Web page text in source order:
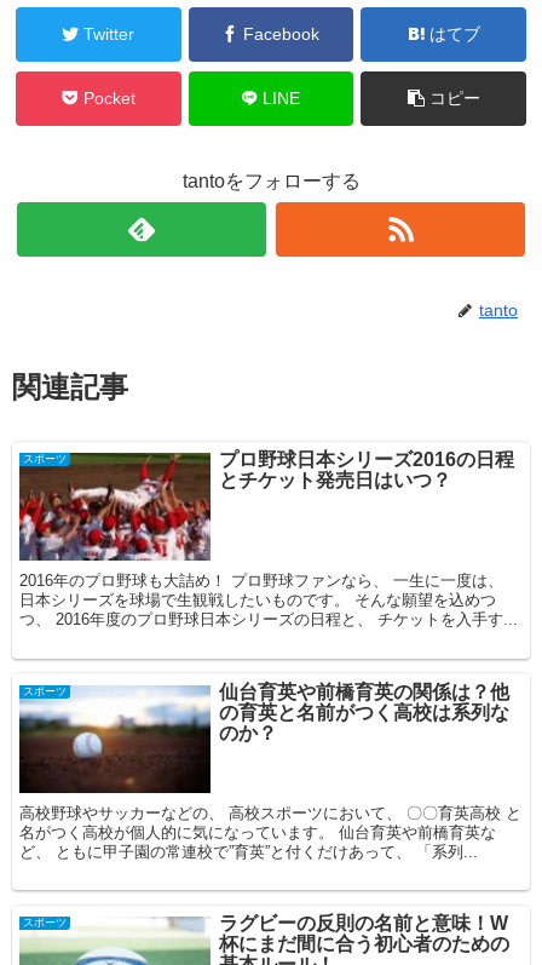
Twitter Facebook はてブ
Pocket LINE コピー
tantoをフォローする
tanto
関連記事
スポーツ
プロ野球日本シリーズ2016の日程
とチケット発売日はいつ？
2016年のプロ野球も大詰め！ プロ野球ファンなら、 一生に一度は、
日本シリーズを球場で生観戦したいものです。 そんな願望を込めつ
つ、 2016年度のプロ野球日本シリーズの日程と、 チケットを入手す...
スポーツ
仙台育英や前橋育英の関係は？他
の育英と名前がつく高校は系列な
のか？
高校野球やサッカーなどの、 高校スポーツにおいて、 〇〇育英高校 と
名がつく高校が個人的に気になっています。 仙台育英や前橋育英な
ど、 ともに甲子園の常連校で”育英”と付くだけあって、 「系列...
スポーツ
ラグビーの反則の名前と意味！W
杯にまだ間に合う初心者のための